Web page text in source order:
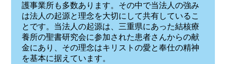
護事業所も多数あります。その中で当法人の強み
は法人の起源と理念を大切にして共有しているこ
とです。当法人の起源は、三重県にあった結核療
養所の聖書研究会に参加された患者さんからの献
金にあり、その理念はキリストの愛と奉仕の精神
を基本に据えています。